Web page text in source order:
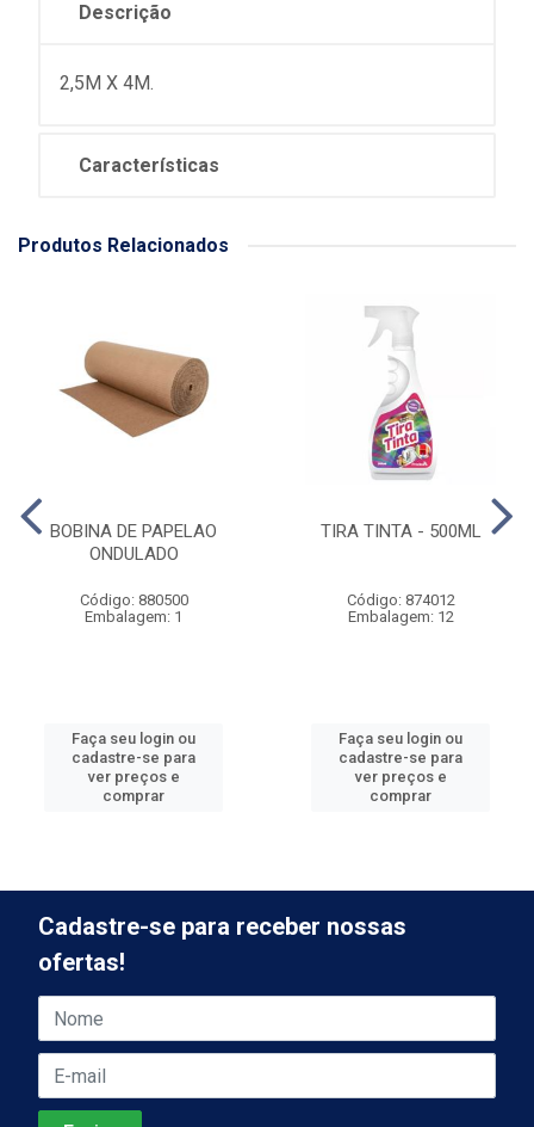
Descrição
2,5M X 4M.
Características
Produtos Relacionados
BOBINA DE PAPELAO
ONDULADO
Código: 880500
Embalagem: 1
Faça seu login ou
cadastre-se para
ver preços e
comprar
TIRA TINTA - 500ML
Código: 874012
Embalagem: 12
Faça seu login ou
cadastre-se para
ver preços e
comprar
Cadastre-se para receber nossas
ofertas!